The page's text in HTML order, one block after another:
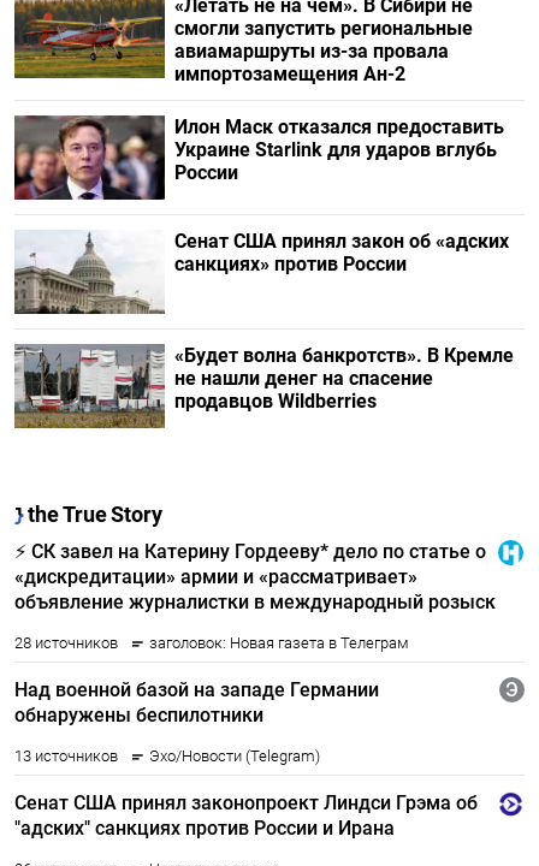
«Летать не на чем». В Сибири не
смогли запустить региональные
авиамаршруты из-за провала
импортозамещения Ан-2
Илон Маск отказался предоставить
Украине Starlink для ударов вглубь
России
Сенат США принял закон об «адских
санкциях» против России
«Будет волна банкротств». В Кремле
не нашли денег на спасение
продавцов Wildberries